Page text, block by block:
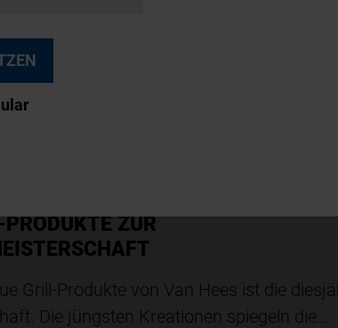
weltweit sagen laut Innova Market
Ernährung gezielt erhöhen. Protein steht
ZUR
Grill-Produkte von Van Hees ist die
Die jüngsten Kreationen spiegeln die…